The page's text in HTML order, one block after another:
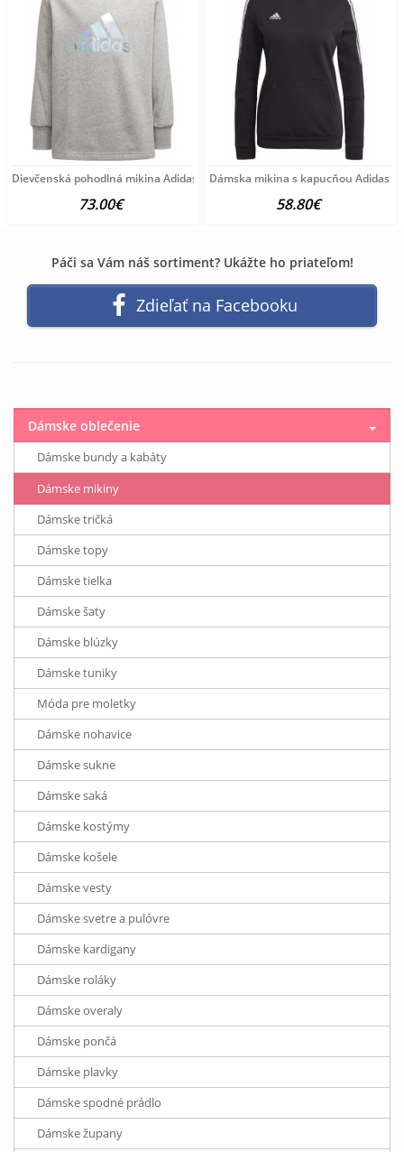
Dievčenská pohodlná mikina Adidas A5204
73.00€
Dámska mikina s kapucňou Adidas
58.80€
Páči sa Vám náš sortiment? Ukážte ho priateľom!
Zdieľať na Facebooku
Dámske oblečenie
Dámske bundy a kabáty
Dámske mikiny
Dámske tričká
Dámske topy
Dámske tielka
Dámske šaty
Dámske blúzky
Dámske tuniky
Móda pre moletky
Dámske nohavice
Dámske sukne
Dámske saká
Dámske kostýmy
Dámske košele
Dámske vesty
Dámske svetre a pulóvre
Dámske kardigany
Dámske roláky
Dámske overaly
Dámske pončá
Dámske plavky
Dámske spodné prádlo
Dámske župany